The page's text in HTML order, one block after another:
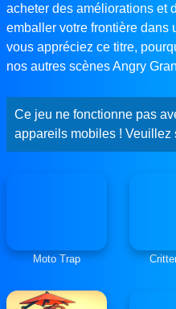
acheter des améliorations et
emballer votre frontière dans
vous appréciez ce titre,
nos autres scènes Angry
Ce jeu ne fonctionne pas
appareils mobiles !
Moto Trap